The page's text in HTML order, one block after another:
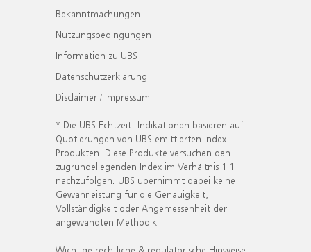
Bekanntmachungen
Nutzungsbedingungen
Information zu UBS
Datenschutzerklärung
Disclaimer / Impressum
* Die UBS Echtzeit- Indikationen basieren auf
Quotierungen von UBS emittierten Index-
Produkten. Diese Produkte versuchen den
zugrundeliegenden Index im Verhältnis 1:1
nachzufolgen. UBS übernimmt dabei keine
Gewährleistung für die Genauigkeit,
Vollständigkeit oder Angemessenheit der
angewandten Methodik.